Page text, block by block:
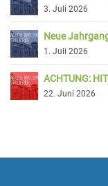
3. Juli 2026
Neue
1. Juli 2026
ACHTUNG:
22. Juni 2026